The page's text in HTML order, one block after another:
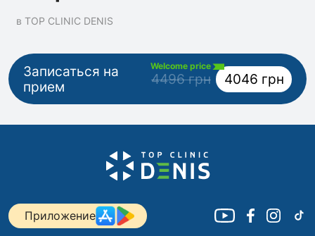
в TOP CLINIC DENIS
Записаться на
прием
Welcome price
4496 грн 4046 грн
Приложение